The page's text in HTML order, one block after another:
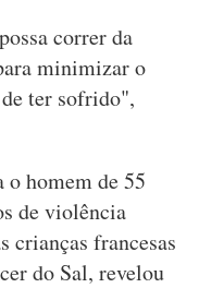
correr da
minimizar o
ter sofrido",
homem de 55
de violência
crianças francesas
do Sal, revelou